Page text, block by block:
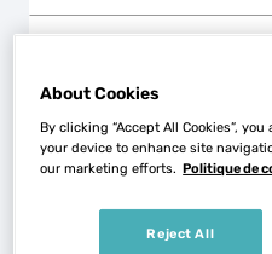
8.54
km
20 Rue des
69680
Fermé
About Cookies
By clicking “Accept All Cookies”,
your device to enhance site
our marketing efforts. Politique de
Reject All